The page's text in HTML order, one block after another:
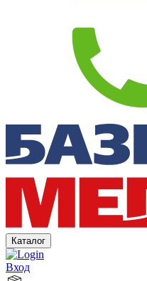
Каталог
Вход